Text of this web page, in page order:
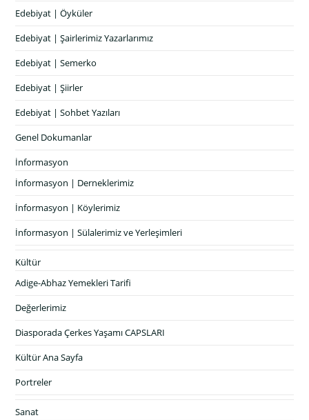
Edebiyat | Öyküler
Edebiyat | Şairlerimiz Yazarlarımız
Edebiyat | Semerko
Edebiyat | Şiirler
Edebiyat | Sohbet Yazıları
Genel Dokumanlar
İnformasyon
İnformasyon | Derneklerimiz
İnformasyon | Köylerimiz
İnformasyon | Sülalerimiz ve Yerleşimleri
Kültür
Adige-Abhaz Yemekleri Tarifi
Değerlerimiz
Diasporada Çerkes Yaşamı CAPSLARI
Kültür Ana Sayfa
Portreler
Sanat